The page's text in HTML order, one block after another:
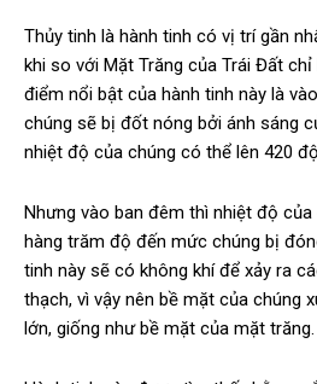
Thủy tinh là hành tinh có vị trí gần
khi so với Mặt Trăng của Trái Đất
điểm nổi bật của hành tinh này là
chúng sẽ bị đốt nóng bởi ánh sáng
nhiệt độ của chúng có thể lên 420
Nhưng vào ban đêm thì nhiệt độ
hàng trăm độ đến mức chúng bị
tinh này sẽ có không khí để xảy ra
thạch, vì vậy nên bề mặt của chúng
lớn, giống như bề mặt của mặt trăng.